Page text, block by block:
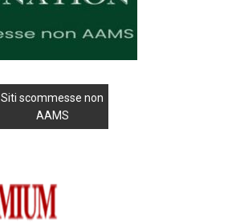
Siti scommesse non
AAMS